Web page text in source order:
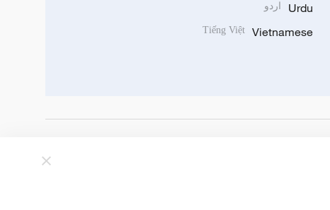
Urdu اردو
Vietnamese
Tiếng Việt